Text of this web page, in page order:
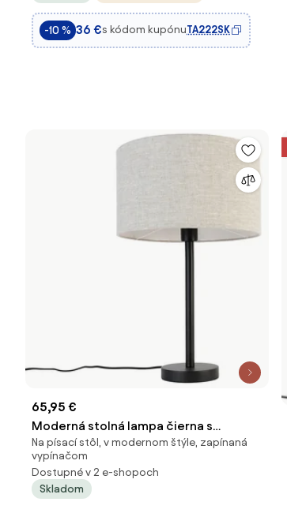
-10 % 36 €s kódom kupónuTA222SK
65,95 €
Moderná stolná lampa čierna s
ľanovým tienidlom svetlosivá 35 cm -
Simplo
Na písací stôl, v modernom štýle, zapínaná
vypínačom
Dostupné v 2 e-shopoch
Skladom